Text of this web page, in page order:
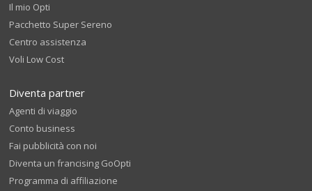
Il mio Opti
Pacchetto Super Sereno
Centro assistenza
Voli Low Cost
Diventa partner
Agenti di viaggio
Conto business
Fai pubblicità con noi
Diventa un francising GoOpti
Programma di affiliazione